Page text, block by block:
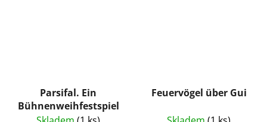
Parsifal. Ein
Bühnenweihfestspiel
Feuervögel über Gui